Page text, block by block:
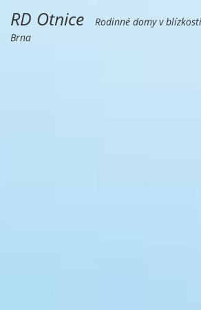
RD Otnice
Rodinné domy v blízkosti
Brna